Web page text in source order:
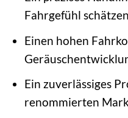
Fahrgefühl
Einen hohen
Ein zuverlässiges
renommierten